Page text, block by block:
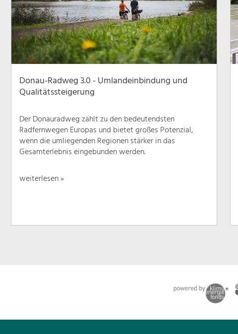
Donau-Radweg 3.0 - Umlandeinbindung und
Qualitätssteigerung
Der Donauradweg zählt zu den bedeutendsten
Radfernwegen Europas und bietet großes Potenzial,
wenn die umliegenden Regionen stärker in das
Gesamterlebnis eingebunden werden.
weiterlesen »